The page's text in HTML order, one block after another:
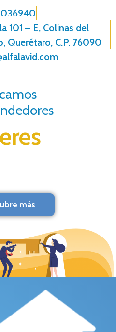
101 – E, Colinas del
Querétaro, C.P. 76090
más